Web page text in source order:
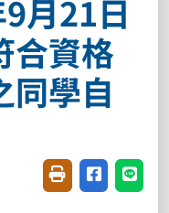
月21日
合資格
同學自
友善列印(開新視
分享至臉書
分享